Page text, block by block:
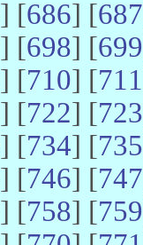
] [686] [687
] [698] [699
] [710] [711
] [722] [723
] [734] [735
] [746] [747
] [758] [759